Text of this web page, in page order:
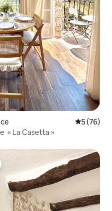
Note
5 (76)
« La Casetta »
les plus aimés